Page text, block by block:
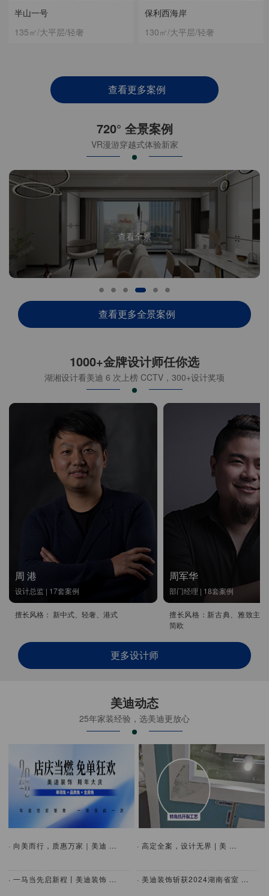
保利西海岸
130㎡/大平层/轻奢
半山一号
135㎡/大平层/轻奢
查看更多案例
720° 全景案例
VR漫游穿越式体验新家
查看全景
查看更多全景案例
1000+金牌设计师任你选
湖湘设计看美迪 6 次上榜 CCTV，300+设计奖项
周 港
设计总监 | 17套案例
擅长风格： 新中式、轻奢、港式
周军华
部门经理 | 18套案例
擅长风格：新古典、雅致主
简欧
更多设计师
美迪动态
25年家装经验，选美迪更放心
· 向美而行，质惠万家｜美迪 ...
· 一马当先启新程丨美迪装饰 ...
· 高定全案，设计无界 | 美 ...
· 美迪装饰斩获2024湖南省室 ...